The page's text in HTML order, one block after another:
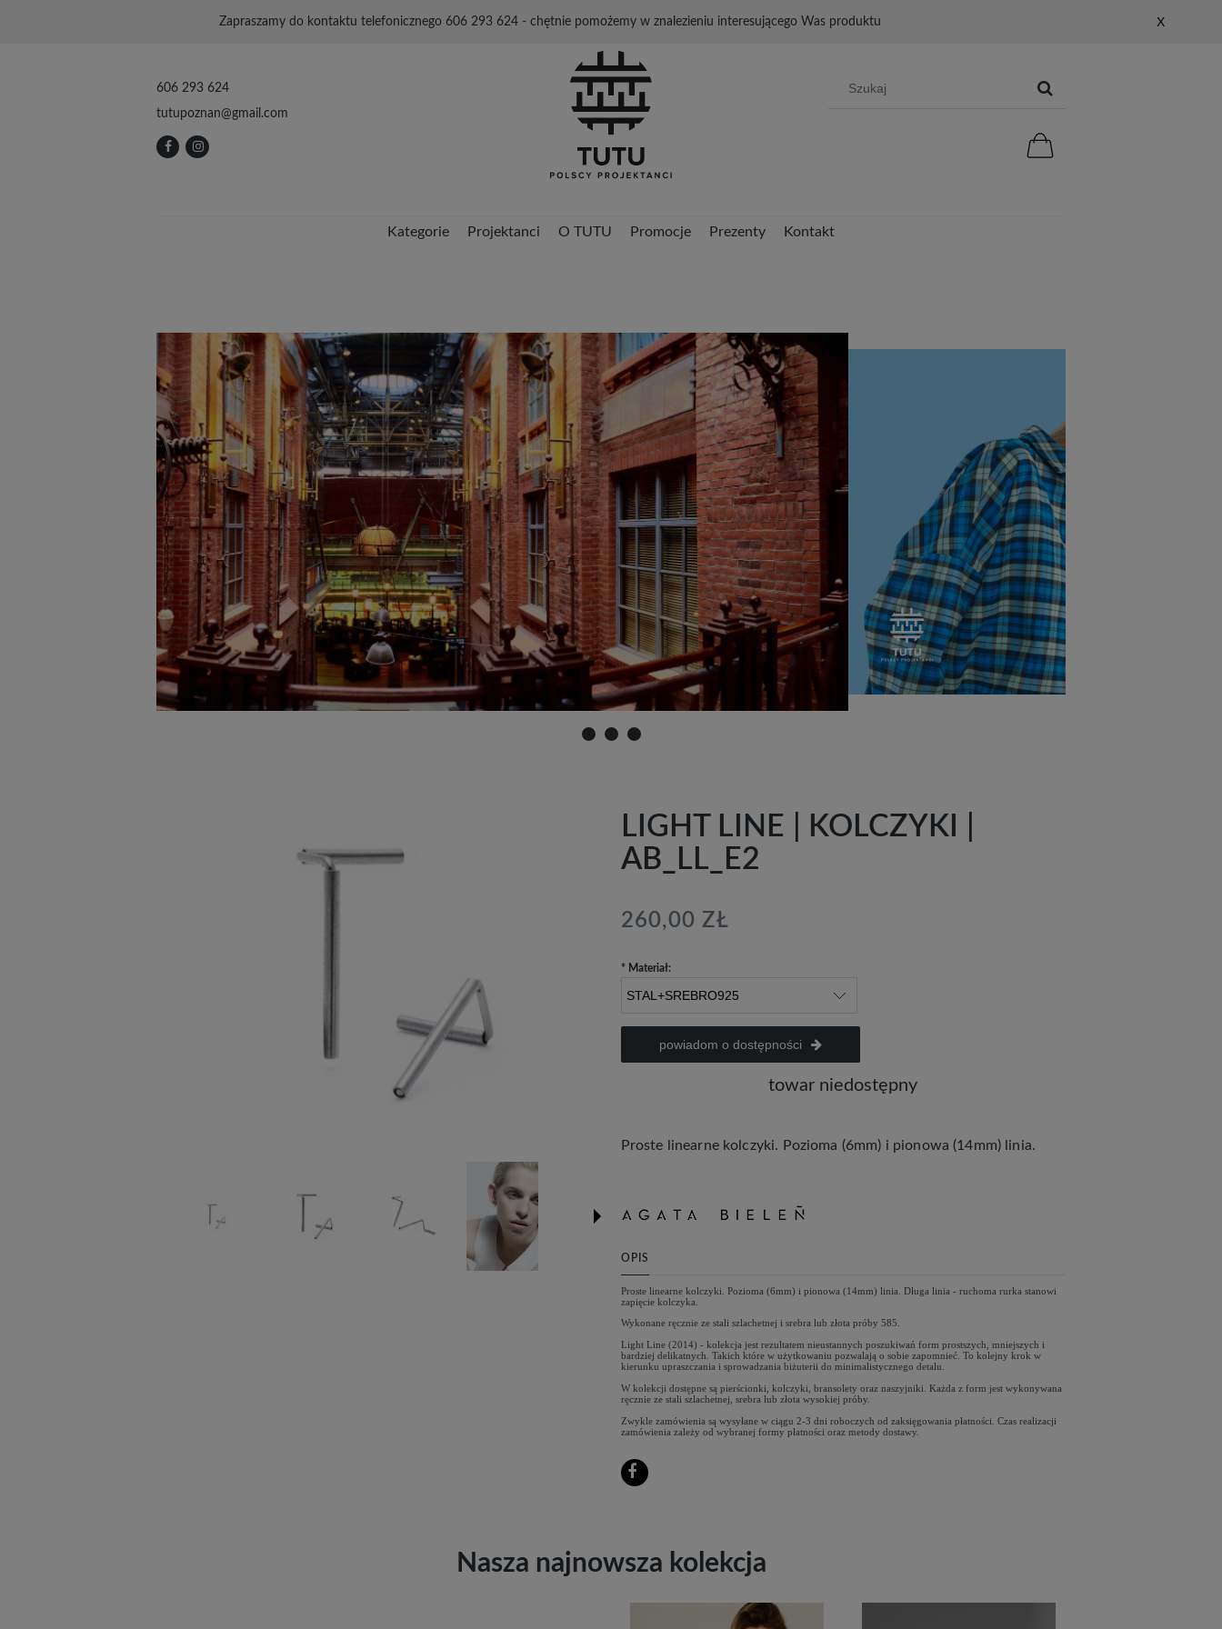
Zapraszamy do kontaktu telefonicznego 606 293 624 - chętnie pomożemy w znalezieniu interesującego Was produktu X
606 293 624
tutupoznan@gmail.com
Kategorie Projektanci O TUTU Promocje Prezenty Kontakt
LIGHT LINE | KOLCZYKI |
AB_LL_E2
260,00 ZŁ
*Materiał:
powiadom o dostępności
towar niedostępny
Proste linearne kolczyki. Pozioma (6mm) i pionowa (14mm) linia.
OPIS
Proste linearne kolczyki. Pozioma (6mm) i pionowa (14mm) linia. Długa linia - ruchoma rurka stanowi
zapięcie kolczyka.
Wykonane ręcznie ze stali szlachetnej i srebra lub złota próby 585.
Light Line (2014) - kolekcja jest rezultatem nieustannych poszukiwań form prostszych, mniejszych i
bardziej delikatnych. Takich które w użytkowaniu pozwalają o sobie zapomnieć. To kolejny krok w
kierunku upraszczania i sprowadzania biżuterii do minimalistycznego detalu.
W kolekcji dostępne są pierścionki, kolczyki, bransolety oraz naszyjniki. Każda z form jest wykonywana
ręcznie ze stali szlachetnej, srebra lub złota wysokiej próby.
Zwykle zamówienia są wysyłane w ciągu 2-3 dni roboczych od zaksięgowania płatności. Czas realizacji
zamówienia zależy od wybranej formy płatności oraz metody dostawy.
Nasza najnowsza kolekcja